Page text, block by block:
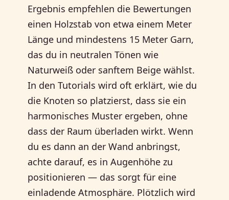
Ergebnis empfehlen die Bewertungen
einen Holzstab von etwa einem Meter
Länge und mindestens 15 Meter Garn,
das du in neutralen Tönen wie
Naturweiß oder sanftem Beige wählst.
In den Tutorials wird oft erklärt, wie du
die Knoten so platzierst, dass sie ein
harmonisches Muster ergeben, ohne
dass der Raum überladen wirkt. Wenn
du es dann an der Wand anbringst,
achte darauf, es in Augenhöhe zu
positionieren — das sorgt für eine
einladende Atmosphäre. Plötzlich wird